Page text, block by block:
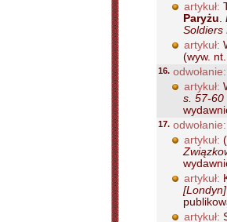
artykuł:
Paryżu.
Soldiers
artykuł:
(wyw.
16. odwołanie:
artykuł:
s. 57-60
17. odwołanie:
artykuł:
artykuł:
artykuł: